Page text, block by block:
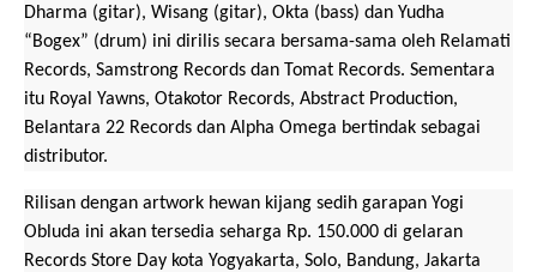
Dharma (gitar), Wisang (gitar), Okta (bass) dan Yudha
“Bogex” (drum) ini dirilis secara bersama-sama oleh Relamati
Records, Samstrong Records dan Tomat Records. Sementara
itu Royal Yawns, Otakotor Records, Abstract Production,
Belantara 22 Records dan Alpha Omega bertindak sebagai
distributor.
Rilisan dengan artwork hewan kijang sedih garapan Yogi
Obluda ini akan tersedia seharga Rp. 150.000 di gelaran
Records Store Day kota Yogyakarta, Solo, Bandung, Jakarta